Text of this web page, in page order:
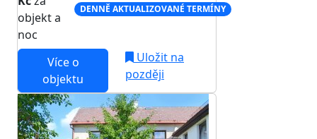
objekt a
noc
DENNĚ AKTUALIZOVANÉ TERMÍNY
Více o
objektu
Uložit na
později